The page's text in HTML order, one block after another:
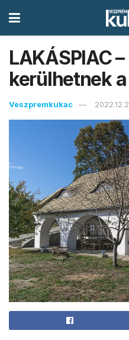
LAKÁSPIAC
kerülhetnek
Veszpremkukac